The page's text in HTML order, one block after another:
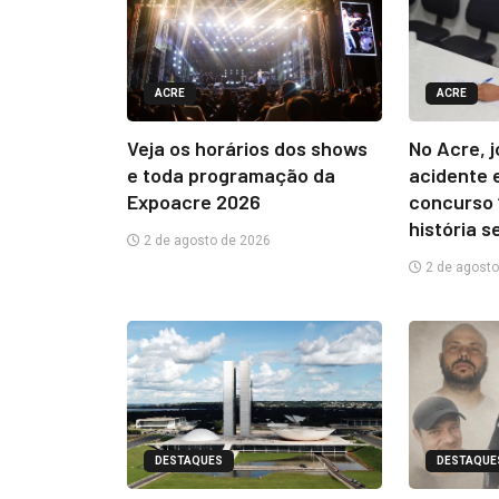
ACRE
Veja os horários dos shows
e toda programação da
Expoacre 2026
2 de agosto de 2026
ACRE
No Acre,
acidente
concurso
história
2 de
DESTAQUES